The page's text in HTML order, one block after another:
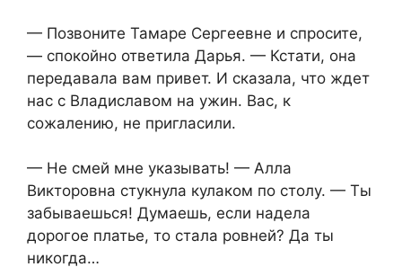
— Позвоните Тамаре Сергеевне и спросите,
— спокойно ответила Дарья. — Кстати, она
передавала вам привет. И сказала, что ждет
нас с Владиславом на ужин. Вас, к
сожалению, не пригласили.
— Не смей мне указывать! — Алла
Викторовна стукнула кулаком по столу. — Ты
забываешься! Думаешь, если надела
дорогое платье, то стала ровней? Да ты
никогда…